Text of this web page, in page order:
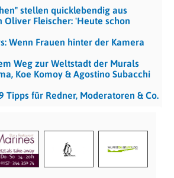
stellen quicklebendig aus
Oliver Fleischer: 'Heute schon
Wenn Frauen hinter der Kamera
Weg zur Weltstadt der Murals
Koe Komoy & Agostino Subacchi
Tipps für Redner, Moderatoren & Co.